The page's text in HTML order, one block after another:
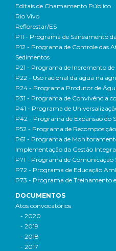
Editais de Chamamento Público
Rio Vivo
Reflorestar/ES
P11 - Programa de Saneamento
P12 - Programa de Controle das
Sedimentos
P21 - Programa de Incremento
P22 - Uso racional da água na
P24 - Programa Produtor de
P31 - Programa de Convivência
P41 - Programa de
P42 - Programa de Expansão do
P52 - Programa de
P61 - Programa de
Implementação da Gestão
P71 - Programa de Comunicação
P72 - Programa de Educação
P73 - Programa de Treinamento
DOCUMENTOS
Atos convocatórios
- 2020
- 2019
- 2018
- 2017